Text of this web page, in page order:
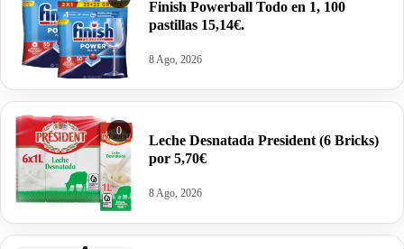
Finish Powerball Todo en 1, 100
pastillas 15,14€.
8 Ago, 2026
0
Leche Desnatada President (6 Bricks)
por 5,70€
8 Ago, 2026